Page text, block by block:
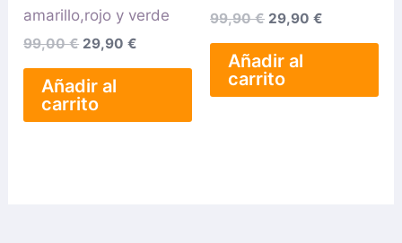
amarillo,rojo y verde
99,00€ 29,90€
Añadir al
carrito
99,90€ 29,90 €
Añadir al
carrito